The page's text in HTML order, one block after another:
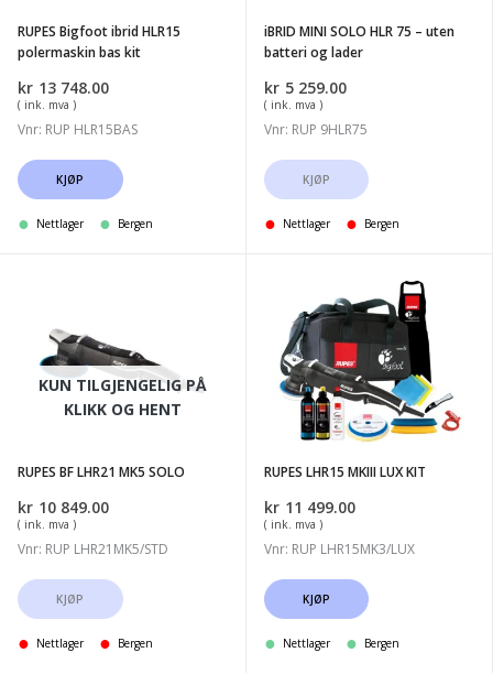
RUPES Bigfoot ibrid HLR15
polermaskin bas kit
kr 13 748.00
( ink. mva )
Vnr: RUP HLR15BAS
KJØP
Nettlager Bergen
batteri
lader
iBRID MINI SOLO HLR 75 – uten
batteri og lader
kr 5 259.00
( ink. mva )
Vnr: RUP 9HLR75
KJØP
Nettlager Bergen
LHR21
MK5
SOLO
KUN TILGJENGELIG PÅ
KLIKK OG HENT
RUPES BF LHR21 MK5 SOLO
kr 10 849.00
( ink. mva )
Vnr: RUP LHR21MK5/STD
KJØP
Nettlager Bergen
LHR15
MKIII
LUX
KIT
RUPES LHR15 MKIII LUX KIT
kr 11 499.00
( ink. mva )
Vnr: RUP LHR15MK3/LUX
KJØP
Nettlager Bergen